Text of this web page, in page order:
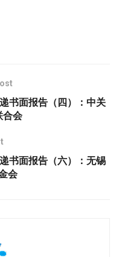
书面报告（四）：中关
合会
书面报告（六）：无锡
会